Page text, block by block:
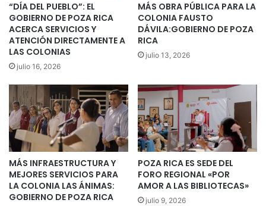
“DÍA DEL PUEBLO”: EL
GOBIERNO DE POZA RICA
ACERCA SERVICIOS Y
ATENCIÓN DIRECTAMENTE A
LAS COLONIAS
julio 16, 2026
MÁS OBRA PÚBLICA PARA LA
COLONIA FAUSTO
DÁVILA:GOBIERNO DE POZA
RICA
julio 13, 2026
MÁS INFRAESTRUCTURA Y
MEJORES SERVICIOS PARA
LA COLONIA LAS ÁNIMAS:
GOBIERNO DE POZA RICA
POZA RICA ES SEDE DEL
FORO REGIONAL «POR
AMOR A LAS BIBLIOTECAS»
julio 9, 2026